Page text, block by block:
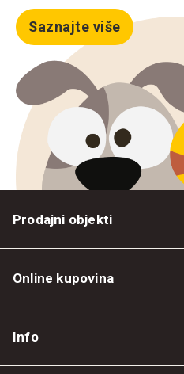
Saznajte više
Prodajni objekti
Online kupovina
Info